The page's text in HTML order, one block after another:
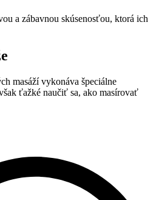
a zábavnou skúsenosťou, ktorá ich
masáží vykonáva špeciálne
ťažké naučiť sa, ako masírovať